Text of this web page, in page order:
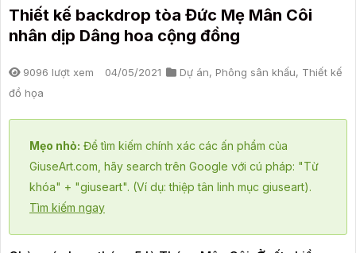
Thiết kế backdrop tòa Đức Mẹ Mân Côi
nhân dịp Dâng hoa cộng đồng
9096 lượt xem 04/05/2021 Dự án, Phông sân khấu, Thiết kế
đồ họa
Mẹo nhỏ: Để tìm kiếm chính xác các ấn phẩm của
GiuseArt.com, hãy search trên Google với cú pháp: "Từ
khóa" + "giuseart". (Ví dụ: thiệp tân linh mục giuseart).
Tìm kiếm ngay